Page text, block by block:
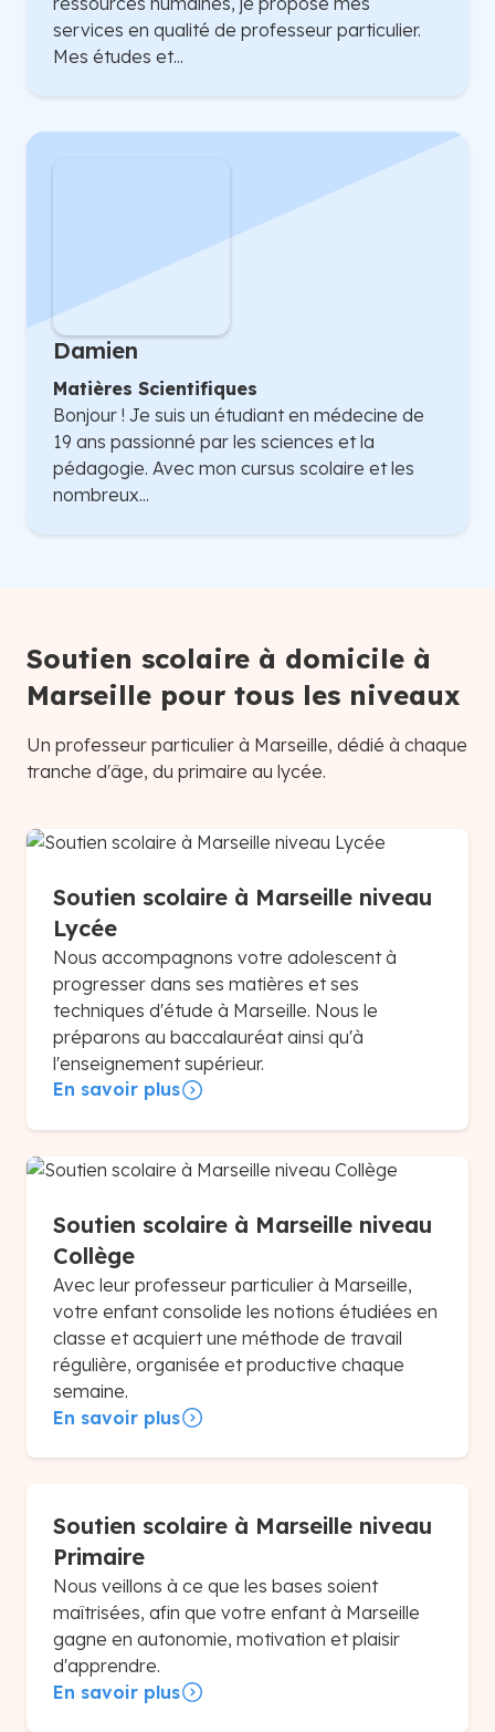
services en qualité de professeur particulier.
Mes études et...
Damien
Matières Scientifiques
Bonjour ! Je suis un étudiant en médecine de
19 ans passionné par les sciences et la
pédagogie. Avec mon cursus scolaire et les
nombreux...
Soutien scolaire à domicile à
Marseille pour tous les niveaux
Un professeur particulier à Marseille, dédié à chaque
tranche d'âge, du primaire au lycée.
Soutien scolaire à Marseille niveau
Lycée
Nous accompagnons votre adolescent à
progresser dans ses matières et ses
techniques d'étude à Marseille. Nous le
préparons au baccalauréat ainsi qu'à
l'enseignement supérieur.
En savoir plus
Soutien scolaire à Marseille niveau
Collège
Avec leur professeur particulier à Marseille,
votre enfant consolide les notions étudiées en
classe et acquiert une méthode de travail
régulière, organisée et productive chaque
semaine.
En savoir plus
Soutien scolaire à Marseille niveau
Primaire
Nous veillons à ce que les bases soient
maîtrisées, afin que votre enfant à Marseille
gagne en autonomie, motivation et plaisir
d'apprendre.
En savoir plus